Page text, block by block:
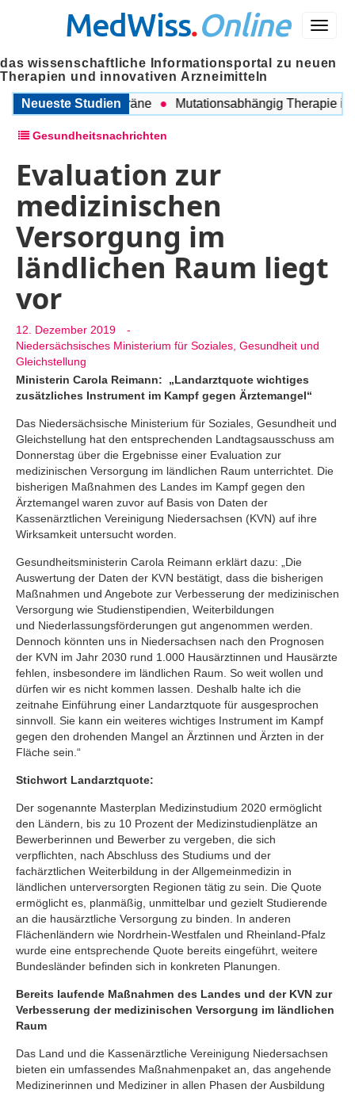
Menü
MedWiss.Online
das wissenschaftliche Informationsportal zu neuen
Therapien und innovativen Arzneimitteln
Neueste Studien
COPD und Migräne Mutationsabhängig Therapie
Gesundheitsnachrichten
Evaluation zur
medizinischen
Versorgung im
ländlichen Raum liegt
vor
12. Dezember 2019
-
Niedersächsisches Ministerium für Soziales, Gesundheit und
Gleichstellung
Ministerin Carola Reimann: „Landarztquote wichtiges
zusätzliches Instrument im Kampf gegen Ärztemangel“
Das Niedersächsische Ministerium für Soziales, Gesundheit und
Gleichstellung hat den entsprechenden Landtagsausschuss am
Donnerstag über die Ergebnisse einer Evaluation zur
medizinischen Versorgung im ländlichen Raum unterrichtet. Die
bisherigen Maßnahmen des Landes im Kampf gegen den
Ärztemangel waren zuvor auf Basis von Daten der
Kassenärztlichen Vereinigung Niedersachsen (KVN) auf ihre
Wirksamkeit untersucht worden.
Gesundheitsministerin Carola Reimann erklärt dazu: „Die
Auswertung der Daten der KVN bestätigt, dass die bisherigen
Maßnahmen und Angebote zur Verbesserung der medizinischen
Versorgung wie Studienstipendien, Weiterbildungen
und Niederlassungsförderungen gut angenommen werden.
Dennoch könnten uns in Niedersachsen nach den Prognosen
der KVN im Jahr 2030 rund 1.000 Hausärztinnen und Hausärzte
fehlen, insbesondere im ländlichen Raum. So weit wollen und
dürfen wir es nicht kommen lassen. Deshalb halte ich die
zeitnahe Einführung einer Landarztquote für ausgesprochen
sinnvoll. Sie kann ein weiteres wichtiges Instrument im Kampf
gegen den drohenden Mangel an Ärztinnen und Ärzten in der
Fläche sein.“
Stichwort Landarztquote:
Der sogenannte Masterplan Medizinstudium 2020 ermöglicht
den Ländern, bis zu 10 Prozent der Medizinstudienplätze an
Bewerberinnen und Bewerber zu vergeben, die sich
verpflichten, nach Abschluss des Studiums und der
fachärztlichen Weiterbildung in der Allgemeinmedizin in
ländlichen unterversorgten Regionen tätig zu sein. Die Quote
ermöglicht es, planmäßig, unmittelbar und gezielt Studierende
an die hausärztliche Versorgung zu binden. In anderen
Flächenländern wie Nordrhein-Westfalen und Rheinland-Pfalz
wurde eine entsprechende Quote bereits eingeführt, weitere
Bundesländer befinden sich in konkreten Planungen.
Bereits laufende Maßnahmen des Landes und der KVN zur
Verbesserung der medizinischen Versorgung im ländlichen
Raum
Das Land und die Kassenärztliche Vereinigung Niedersachsen
bieten ein umfassendes Maßnahmenpaket an, das angehende
Medizinerinnen und Mediziner in allen Phasen der Ausbildung